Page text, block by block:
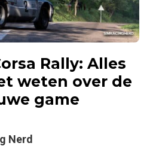
Rally: Alles
weten over de
game
Nerd